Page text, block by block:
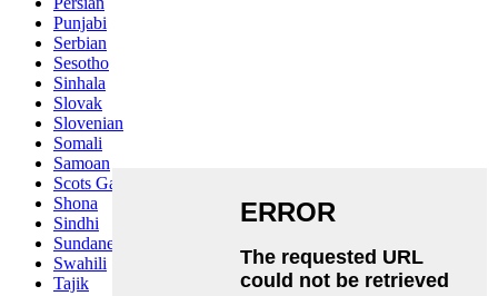
Punjabi
Serbian
Sesotho
Sinhala
Slovak
Slovenian
Somali
Samoan
Scots Gaelic
Shona
Sindhi
Sundanese
Swahili
Tajik